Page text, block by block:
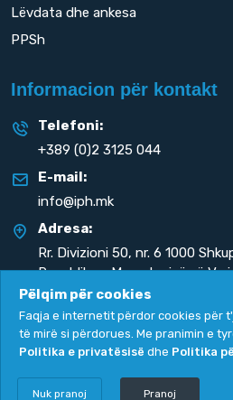
Lëvdata dhe ankesa
PPSh
Informacion për kontakt
Telefoni:
+389 (0)2 3125 044
E-mail:
info@iph.mk
Adresa:
Rr. Divizioni 50, nr. 6 1000
Republika e Maqedonisë së
Politika e privatësisë Politika
Copyright 2026. All rights
Pëlqim për cookies
Faqja e internetit përdor cookies për
të mirë si përdorues. Me pranimin e
Politika e privatësisë dhe Politika
Nuk pranoj Pranoj